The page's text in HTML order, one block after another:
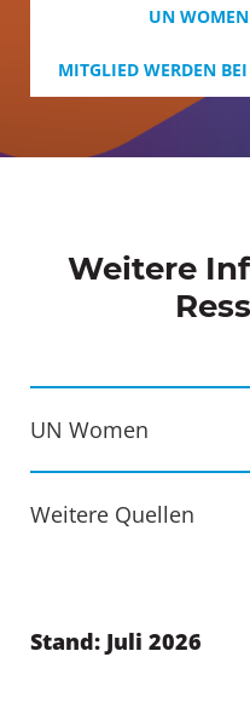
UN
MITGLIED WERDEN
Weitere
UN Women
Weitere Quellen
Stand: Juli 2026